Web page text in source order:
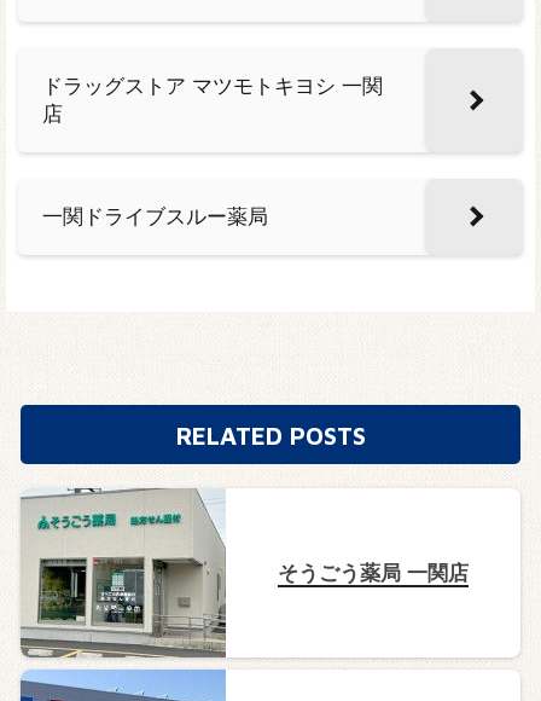
ドラッグストア マツモトキヨシ 一関
店
一関ドライブスルー薬局
RELATED POSTS
そうごう薬局 一関店